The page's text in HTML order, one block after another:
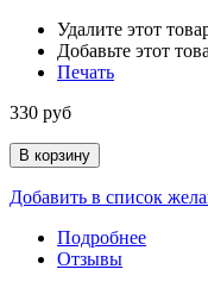
Удалите этот
Добавьте этот
Печать
330 руб
В корзину
Добавить в список
Подробнее
Отзывы